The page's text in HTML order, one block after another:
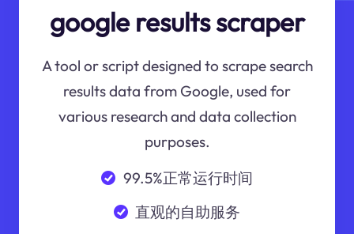
google results scraper
A tool or script designed to scrape search
results data from Google, used for
various research and data collection
purposes.
99.5%正常运行时间
直观的自助服务